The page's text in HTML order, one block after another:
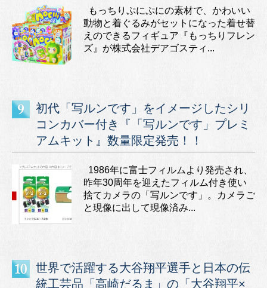
もっちりぷにぷにの素材で、かわいい
動物と着ぐるみがセットになった着せ替
えのできるフィギュア『もっちりフレン
ズ』が株式会社デアゴスティ...
初代「写ルンです」をイメージしたシリ
コンカバー付き『「写ルンです」プレミ
アムキット』数量限定発売！！
1986年に富士フィルムより発売され、
昨年30周年を迎えたフィルム付き使い
捨てカメラの「写ルンです」。カメラご
と現像に出して現像済み...
世界で活躍する大谷翔平選手と日本の伝
統工芸品「高崎だるま」の「大谷翔平×